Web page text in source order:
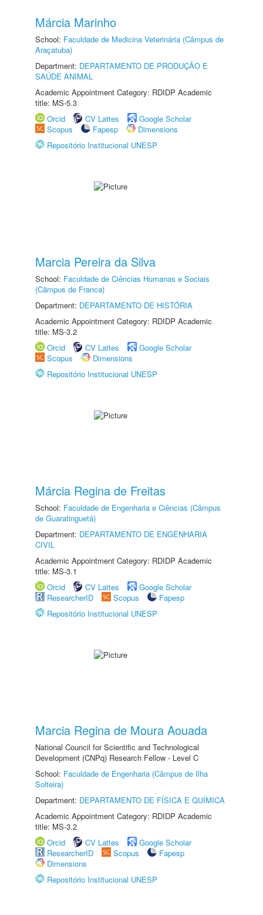
Márcia Marinho
School: Faculdade de Medicina Veterinária (Câmpus de
Araçatuba)
Department: DEPARTAMENTO DE PRODUÇÃO E
SAÚDE ANIMAL
Academic Appointment Category: RDIDP Academic
title: MS-5.3
Orcid
CV Lattes
Google Scholar
Scopus
Fapesp
Dimensions
Repositório Institucional UNESP
Marcia Pereira da Silva
School: Faculdade de Ciências Humanas e Sociais
(Câmpus de Franca)
Department: DEPARTAMENTO DE HISTÓRIA
Academic Appointment Category: RDIDP Academic
title: MS-3.2
Orcid
CV Lattes
Google Scholar
Scopus
Dimensions
Repositório Institucional UNESP
Márcia Regina de Freitas
School: Faculdade de Engenharia e Ciências (Câmpus
de Guaratinguetá)
Department: DEPARTAMENTO DE ENGENHARIA
CIVIL
Academic Appointment Category: RDIDP Academic
title: MS-3.1
Orcid
CV Lattes
Google Scholar
ResearcherID
Scopus
Fapesp
Repositório Institucional UNESP
Marcia Regina de Moura Aouada
National Council for Scientific and Technological
Development (CNPq) Research Fellow - Level C
School: Faculdade de Engenharia (Câmpus de Ilha
Solteira)
Department: DEPARTAMENTO DE FÍSICA E QUÍMICA
Academic Appointment Category: RDIDP Academic
title: MS-3.2
Orcid
CV Lattes
Google Scholar
ResearcherID
Scopus
Fapesp
Dimensions
Repositório Institucional UNESP